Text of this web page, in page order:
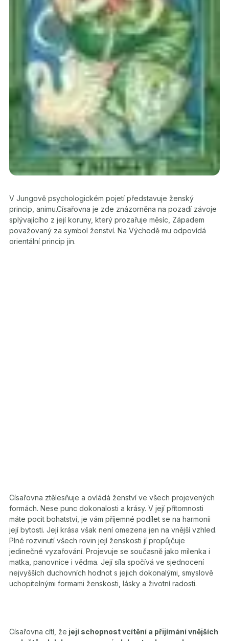
V Jungově psychologickém pojetí představuje ženský
princip, animu.Císařovna je zde znázorněna na pozadí závoje
splývajícího z její koruny, který prozařuje měsíc, Západem
považovaný za symbol ženství. Na Východě mu odpovídá
orientální princip jin.
Císařovna ztělesňuje a ovládá ženství ve všech projevených
formách. Nese punc dokonalosti a krásy. V její přítomnosti
máte pocit bohatství, je vám příjemné podílet se na harmonii
její bytosti. Její krása však není omezena jen na vnější vzhled.
Plné rozvinutí všech rovin její ženskosti jí propůjčuje
jedinečné vyzařování. Projevuje se současně jako milenka i
matka, panovnice i vědma. Její síla spočívá ve sjednocení
nejvyšších duchovních hodnot s jejich dokonalými, smyslově
uchopitelnými formami ženskosti, lásky a životní radosti.
Císařovna cítí, že její schopnost vcítění a přijímání vnějších